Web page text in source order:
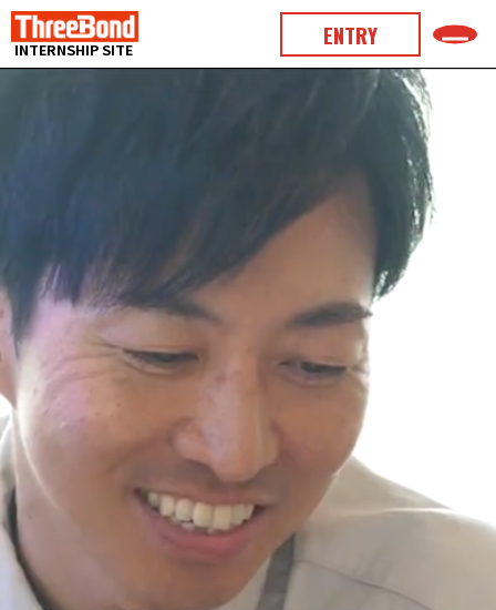
INTERNSHIP SITE
ENTRY
Program
インターンの概要
Brochure
会社紹介パンフレット
Message
社長メッセージ